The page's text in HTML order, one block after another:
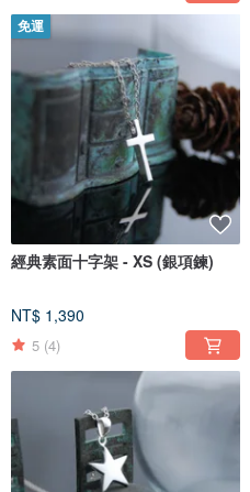
免運
經典素面十字架 - XS (銀項鍊)
NT$ 1,390
5 (4)